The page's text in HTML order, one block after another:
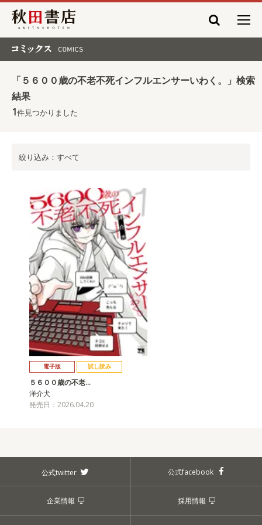
秋田書店
「５６００歳の不老不死インフルエンサーいわく。」検索
結果
1件見つかりました
絞り込み：すべて
電子版 試し読み
５６００歳の不老…
洋介犬
発売日：2026.04.20
公式twitter 公式facebook
企業情報 採用情報